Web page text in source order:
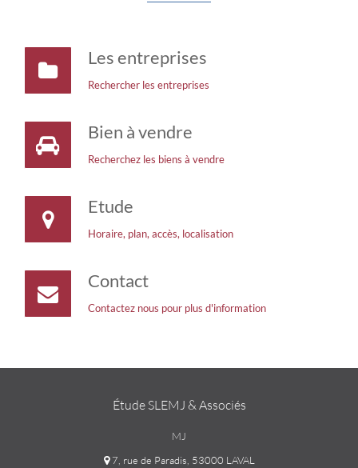
Les entreprises
Rechercher les entreprises
Bien à vendre
Recherchez les biens à vendre
Etude
Horaire, plan, accès, localisation
Contact
Contactez nous pour plus d'information
Étude SLEMJ & Associés
MJ
7, rue de Paradis, 53000 LAVAL